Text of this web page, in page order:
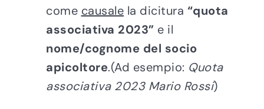
come causale la dicitura “quota
associativa 2023” e il
nome/cognome del socio
apicoltore.(Ad esempio: Quota
associativa 2023 Mario Rossi)